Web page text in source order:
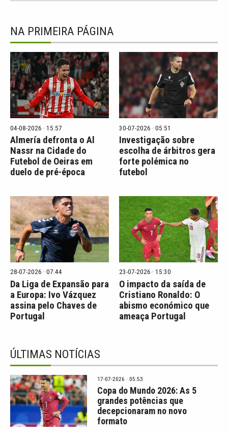
NA PRIMEIRA PÁGINA
04-08-2026 · 15:57
Almería defronta o Al
Nassr na Cidade do
Futebol de Oeiras em
duelo de pré-época
30-07-2026 · 05:51
Investigação sobre
escolha de árbitros gera
forte polémica no
futebol
28-07-2026 · 07:44
Da Liga de Expansão para
a Europa: Ivo Vázquez
assina pelo Chaves de
Portugal
23-07-2026 · 15:30
O impacto da saída de
Cristiano Ronaldo: O
abismo económico que
ameaça Portugal
ÚLTIMAS NOTÍCIAS
17-07-2026 · 05:53
Copa do Mundo 2026: As 5
grandes potências que
decepcionaram no novo
formato